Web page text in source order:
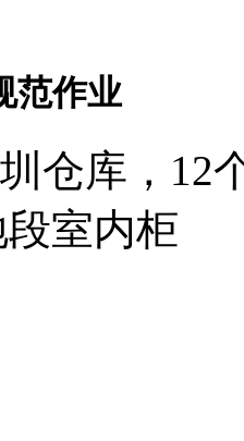
范作业
仓库，12
室内柜